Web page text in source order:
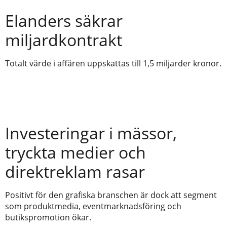
Elanders säkrar
miljardkontrakt
Totalt värde i affären uppskattas till 1,5 miljarder kronor.
Investeringar i mässor,
tryckta medier och
direktreklam rasar
Positivt för den grafiska branschen är dock att segment
som produktmedia, eventmarknadsföring och
butikspromotion ökar.